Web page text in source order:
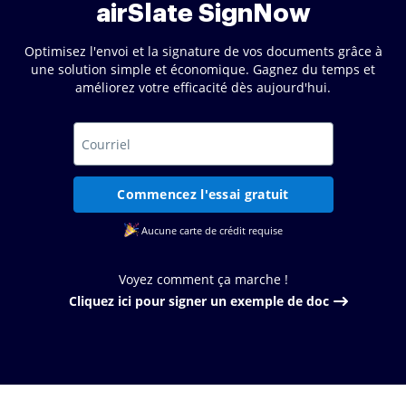
airSlate SignNow
Optimisez l'envoi et la signature de vos documents grâce à
une solution simple et économique. Gagnez du temps et
améliorez votre efficacité dès aujourd'hui.
Commencez l'essai gratuit
Aucune carte de crédit requise
Voyez comment ça marche !
Cliquez ici pour signer un exemple de doc